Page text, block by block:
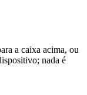
a caixa acima, ou
nada é